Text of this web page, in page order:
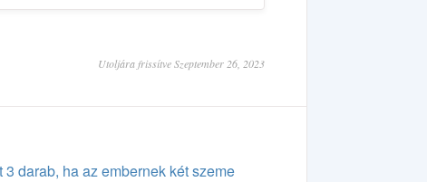
Utoljára frissítve Szeptember 26, 2023
darab, ha az embernek két szeme